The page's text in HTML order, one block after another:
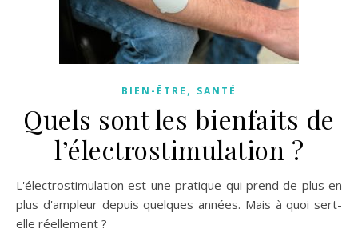
BIEN-ÊTRE , SANTÉ
Quels sont les bienfaits de
l’électrostimulation ?
L'électrostimulation est une pratique qui prend de plus en
plus d'ampleur depuis quelques années. Mais à quoi sert-
elle réellement ?